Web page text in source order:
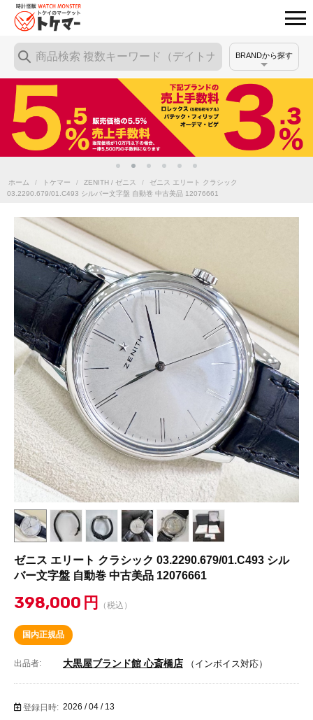
BRANDから探す
ホーム / トケマー / ZENITH / ゼニス /
ゼニス エリート クラシック
03.2290.679/01.C493 シルバー文字盤 自動巻 中古美品 12076661
ゼニス エリート クラシック 03.2290.679/01.C493 シル
バー文字盤 自動巻 中古美品 12076661
398,000 円 （税込）
国内正規品
出品者: 大黒屋ブランド館 心斎橋店 （インボイス対応）
登録日時: 2026 / 04 / 13